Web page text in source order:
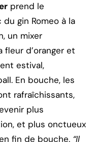
prend le
gin Romeo à la
un mixer
fleur d’oranger et
estival,
En bouche, les
rafraîchissants,
plus
et plus onctueux
fin de bouche. “Il